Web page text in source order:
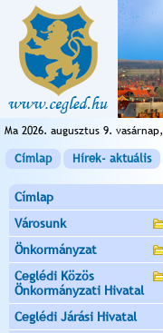
Ma 2026. augusztus 9. vasárnap,
Címlap Hírek- aktuális
Címlap
Városunk
Önkormányzat
Ceglédi Közös
Önkormányzati Hivatal
Ceglédi Járási Hivatal